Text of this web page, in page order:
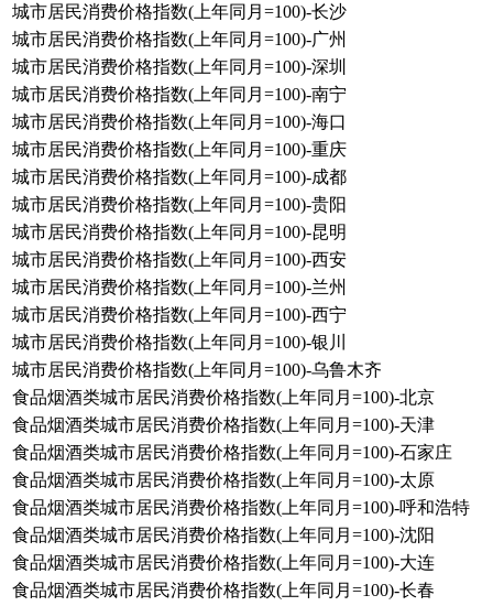
城市居民消费价格指数(上年同月=100)-长沙
城市居民消费价格指数(上年同月=100)-广州
城市居民消费价格指数(上年同月=100)-深圳
城市居民消费价格指数(上年同月=100)-南宁
城市居民消费价格指数(上年同月=100)-海口
城市居民消费价格指数(上年同月=100)-重庆
城市居民消费价格指数(上年同月=100)-成都
城市居民消费价格指数(上年同月=100)-贵阳
城市居民消费价格指数(上年同月=100)-昆明
城市居民消费价格指数(上年同月=100)-西安
城市居民消费价格指数(上年同月=100)-兰州
城市居民消费价格指数(上年同月=100)-西宁
城市居民消费价格指数(上年同月=100)-银川
城市居民消费价格指数(上年同月=100)-乌鲁木齐
食品烟酒类城市居民消费价格指数(上年同月=100)-北京
食品烟酒类城市居民消费价格指数(上年同月=100)-天津
食品烟酒类城市居民消费价格指数(上年同月=100)-石家庄
食品烟酒类城市居民消费价格指数(上年同月=100)-太原
食品烟酒类城市居民消费价格指数(上年同月=100)-呼和浩特
食品烟酒类城市居民消费价格指数(上年同月=100)-沈阳
食品烟酒类城市居民消费价格指数(上年同月=100)-大连
食品烟酒类城市居民消费价格指数(上年同月=100)-长春